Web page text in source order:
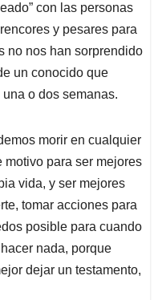
con las personas
y pesares para
no nos han sorprendido
un conocido que
o dos semanas.
morir en cualquier
motivo para ser mejores
vida, y ser mejores
tomar acciones para
posible para cuando
nada, porque
dejar un testamento,